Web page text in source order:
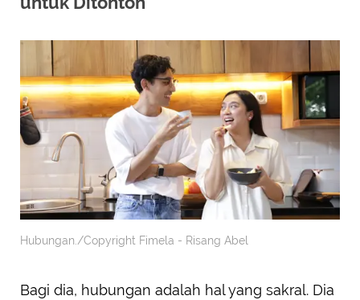
Hubungan./Copyright Fimela - Risang Abel
Bagi dia, hubungan adalah hal yang sakral. Dia